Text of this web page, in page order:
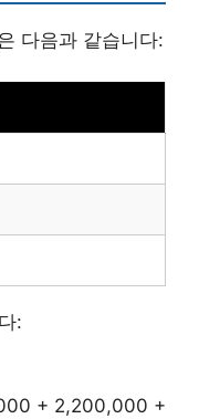
다음과 같습니다:
:
+ 2,200,000 +